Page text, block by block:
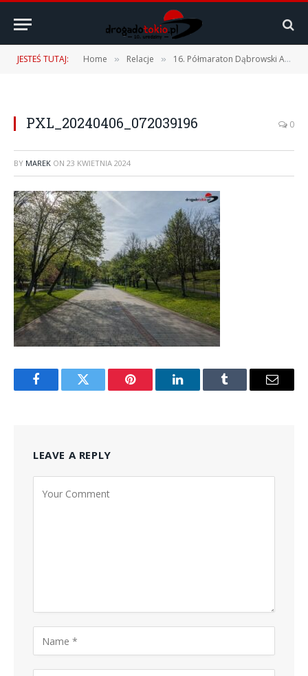
JESTEŚ TUTAJ: Home » Relacje » 16. Półmaraton Dąbrowski ArceloMittal Poland – 06.04.2024 r.
PXL_20240406_072039196 0
BY MAREK ON 23 KWIETNIA 2024
FacebookTwitter Pinterest LinkedInTumblr Email
LEAVE A REPLY